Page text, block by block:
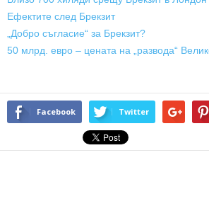
Ефектите след Брекзит
„Добро съгласие“ за Брекзит?
50 млрд. евро – цената на „развода“
Facebook Twitter